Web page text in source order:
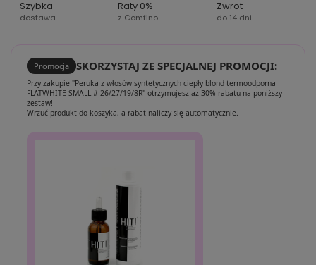
Szybka
dostawa
Raty 0%
z Comfino
Zwrot
do 14 dni
Promocja SKORZYSTAJ ZE SPECJALNEJ PROMOCJI:
Przy zakupie "Peruka z włosów syntetycznych ciepły blond termoodporna
FLATWHITE SMALL # 26/27/19/8R" otrzymujesz aż 30% rabatu na poniższy
zestaw!
Wrzuć produkt do koszyka, a rabat naliczy się automatycznie.